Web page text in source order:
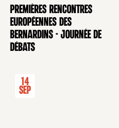
CONFÉRENCE
Premières rencontres
européennes des
Bernardins - Journée de
débats
14
Sep